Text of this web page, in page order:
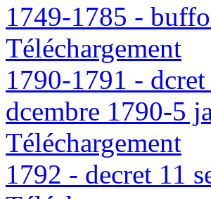
1749-1785 -
Téléchargement
1790-1791 -
dcembre 1790-5
Téléchargement
1792 - decret 11